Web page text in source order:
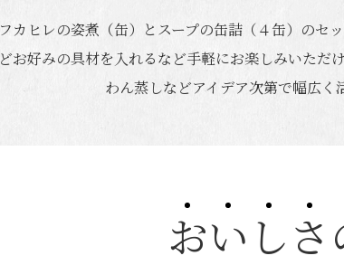
フカヒレの姿煮（缶）とスープの缶詰（４缶）のセ
どお好みの具材を入れるなど手軽にお楽しみいただ
わん蒸しなどアイデア次第で幅広く
おい しさ